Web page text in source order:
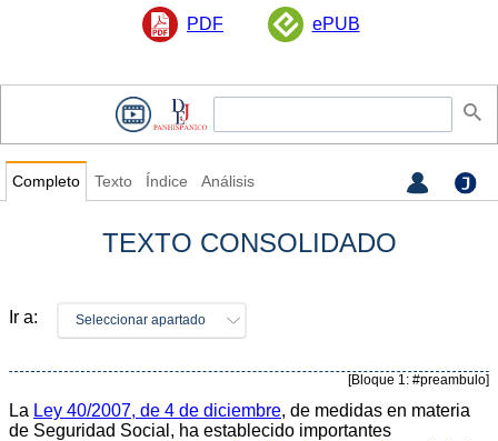
PDF ePUB
Completo Texto Índice Análisis
TEXTO CONSOLIDADO
Ir a: Seleccionar apartado
[Bloque 1: #preambulo]
La Ley 40/2007, de 4 de diciembre, de medidas en materia
de Seguridad Social, ha establecido importantes